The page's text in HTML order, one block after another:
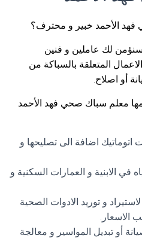
الأحمد خبير و محترف؟
سنؤمن لك عاملين و فنين
المتعلقة بالسباكة من
أو اصلاح.
معلم سباك صحي فهد الأحمد
اضافة الى تصليحها و
الابنية و العمارات السكنية و
و توريد الادوات الصحية
الاسعار.
أو تبديل المواسير و معالجة